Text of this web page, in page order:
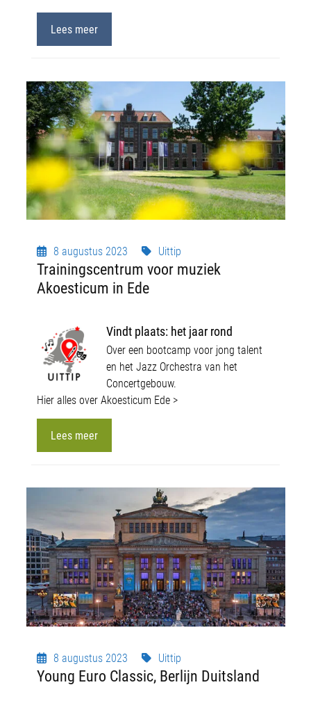
Lees meer
8 augustus 2023 Uittip
Trainingscentrum voor muziek
Akoesticum in Ede
Vindt plaats: het jaar rond
Over een bootcamp voor jong talent
en het Jazz Orchestra van het
Concertgebouw.
Hier alles over Akoesticum Ede >
Lees meer
8 augustus 2023 Uittip
Young Euro Classic, Berlijn Duitsland